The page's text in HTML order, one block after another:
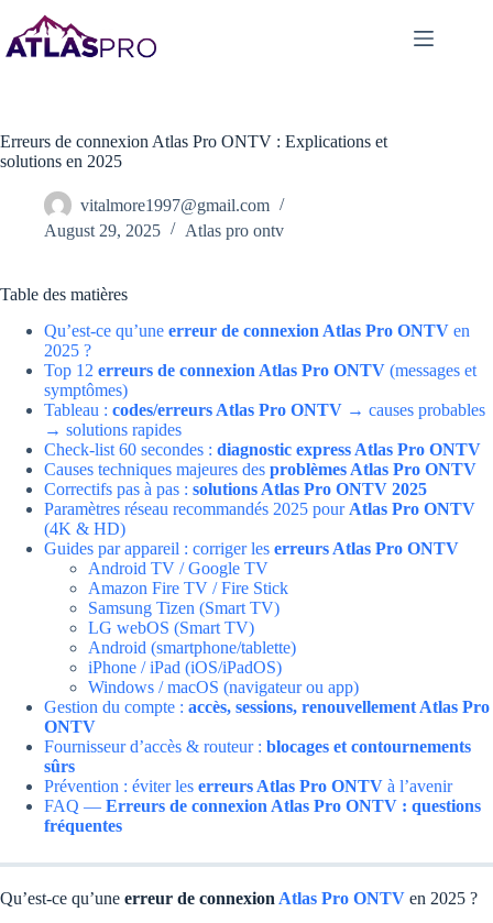
Erreurs de connexion Atlas Pro ONTV : Explications et
solutions en 2025
vitalmore1997@gmail.com
August 29, 2025
Atlas pro ontv
Table des matières
Qu’est-ce qu’une erreur de connexion Atlas Pro ONTV en
2025 ?
Top 12 erreurs de connexion Atlas Pro ONTV (messages et
symptômes)
Tableau : codes/erreurs Atlas Pro ONTV → causes probables
→ solutions rapides
Check-list 60 secondes : diagnostic express Atlas Pro ONTV
Causes techniques majeures des problèmes Atlas Pro ONTV
Correctifs pas à pas : solutions Atlas Pro ONTV 2025
Paramètres réseau recommandés 2025 pour Atlas Pro ONTV
(4K & HD)
Guides par appareil : corriger les erreurs Atlas Pro ONTV
Android TV / Google TV
Amazon Fire TV / Fire Stick
Samsung Tizen (Smart TV)
LG webOS (Smart TV)
Android (smartphone/tablette)
iPhone / iPad (iOS/iPadOS)
Windows / macOS (navigateur ou app)
Gestion du compte : accès, sessions, renouvellement Atlas Pro
ONTV
Fournisseur d’accès & routeur : blocages et contournements
sûrs
Prévention : éviter les erreurs Atlas Pro ONTV à l’avenir
FAQ — Erreurs de connexion Atlas Pro ONTV : questions
fréquentes
Qu’est-ce qu’une erreur de connexion Atlas Pro ONTV en 2025 ?